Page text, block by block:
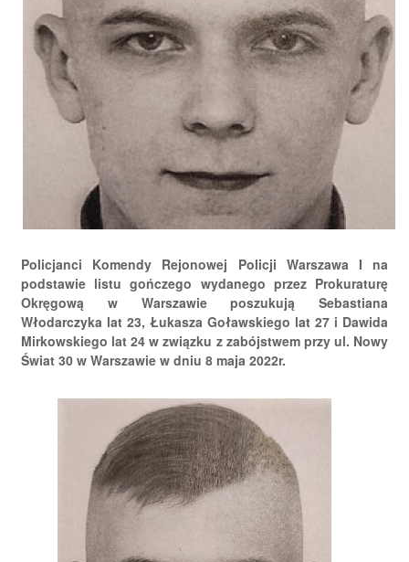
Policjanci Komendy Rejonowej Policji Warszawa I na
podstawie listu gończego wydanego przez Prokuraturę
Okręgową w Warszawie poszukują Sebastiana
Włodarczyka lat 23, Łukasza Goławskiego lat 27 i Dawida
Mirkowskiego lat 24 w związku z zabójstwem przy ul. Nowy
Świat 30 w Warszawie w dniu 8 maja 2022r.